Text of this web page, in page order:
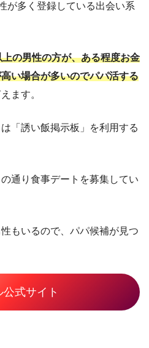
が多く登録している出会い系
の男性の方が、ある程度お金
い場合が多いのでパパ活する
ます。
「誘い飯掲示板」を利用する
通り食事デートを募集してい
もいるので、パパ候補が見つ
式サイト